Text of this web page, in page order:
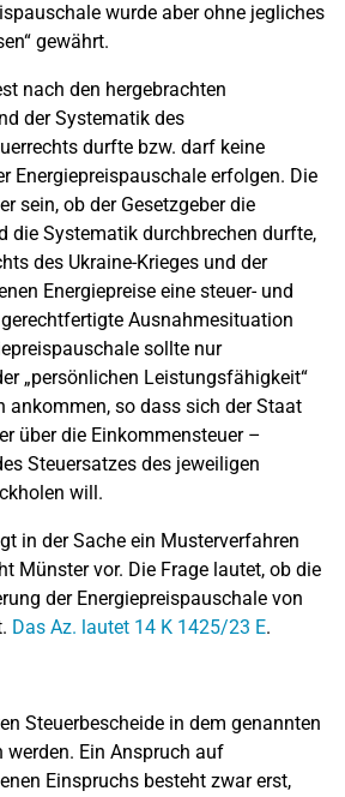
wurde aber ohne jegliches
gewährt.
nach den hergebrachten
der Systematik des
durfte bzw. darf keine
Energiepreispauschale erfolgen. Die
sein, ob der Gesetzgeber die
die Systematik durchbrechen durfte,
des Ukraine-Krieges und der
Energiepreise eine steuer- und
Ausnahmesituation
sollte nur
„persönlichen Leistungsfähigkeit“
ankommen, so dass sich der Staat
über die Einkommensteuer –
Steuersatzes des jeweiligen
will.
in der Sache ein Musterverfahren
Münster vor. Die Frage lautet, ob die
der Energiepreispauschale von
Das Az. lautet 14 K 1425/23 E.
Steuerbescheide in dem genannten
Ein Anspruch auf
Einspruchs besteht zwar erst,